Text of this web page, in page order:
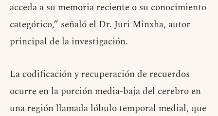
acceda a su memoria reciente o su conocimiento
categórico,” señaló el Dr. Juri Minxha, autor
principal de la investigación.
La codificación y recuperación de recuerdos
ocurre en la porción media-baja del cerebro en
una región llamada lóbulo temporal medial, que